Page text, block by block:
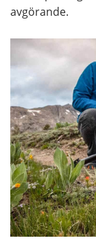
avgörande.